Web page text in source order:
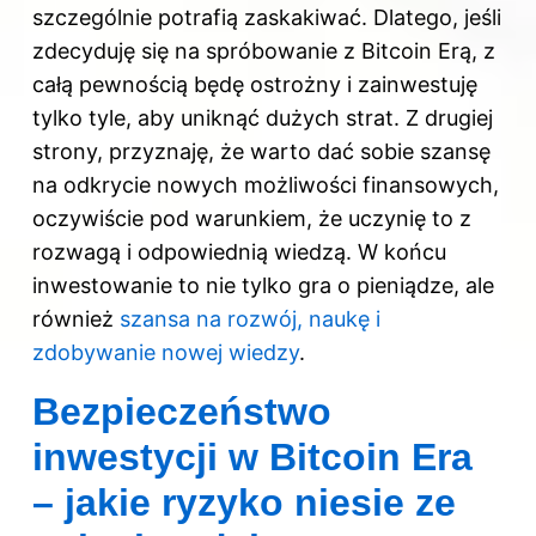
szczególnie potrafią zaskakiwać. Dlatego, jeśli
zdecyduję się na spróbowanie z Bitcoin Erą, z
całą pewnością będę ostrożny i zainwestuję
tylko tyle, aby uniknąć dużych strat. Z drugiej
strony, przyznaję, że warto dać sobie szansę
na odkrycie nowych możliwości finansowych,
oczywiście pod warunkiem, że uczynię to z
rozwagą i odpowiednią wiedzą. W końcu
inwestowanie to nie tylko gra o pieniądze, ale
również szansa na rozwój, naukę i
zdobywanie nowej wiedzy.
Bezpieczeństwo
inwestycji w Bitcoin Era
– jakie ryzyko niesie ze